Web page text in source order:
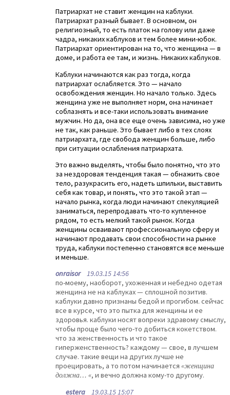
Патриархат не ставит женщин на каблуки.
Патриархат разный бывает. В основном, он
религиозный, то есть платок на голову или даже
чадра, никаких каблуков и тем более мини-юбок.
Патриархат ориентирован на то, что женщина — в
доме, и работа ее там, и жизнь. Никаких каблуков.
Каблуки начинаются как раз тогда, когда
патриархат ослабляется. Это — начало
освобождения женщин. Но начало только. Здесь
женщина уже не выполняет норм, она начинает
соблазнять и все-таки использовать внимание
мужчин. Но да, она все еще очень зависима, но уже
не так, как раньше. Это бывает либо в тех слоях
патриархата, где свобода женщин больше, либо
при ситуации ослабления патриархата.
Это важно выделять, чтобы было понятно, что это
за нездоровая тенденция такая — обнажить свое
тело, разукрасить его, надеть шпильки, выставить
себя как товар, и понять, что это такой этап —
начало рынка, когда люди начинают спекуляцией
заниматься, перепродавать что-то купленное
рядом, то есть мелкий такой рынок. Когда
женщины осваивают профессиональную сферу и
начинают продавать свои способности на рынке
труда, каблуки постепенно становятся все меньше
и меньше.
onraisor19.03.15 14:56
по-моему, наоборот, ухоженная и небедно одетая
женщина не на каблуках — сплошной позитив.
каблуки давно признаны бедой и прогибом. сейчас
все в курсе, что это пытка для женщины и ее
здоровья. каблуки носят вопреки здравому смыслу,
чтобы проще было чего-то добиться кокетством.
что за женственность и что такое
гиперженственность? каждому — свое, в лучшем
случае. такие вещи на других лучше не
проецировать, а то потом начинается «женщина
должна… «, и вечно должна кому-то другому.
estera 19.03.15 15:07